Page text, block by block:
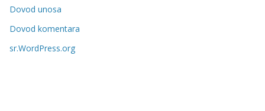
r
i
e
Dovod unosa
Dovod komentara
sr.WordPress.org